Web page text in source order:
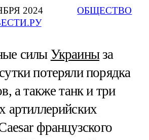
2024
ОБЩЕСТВО
силы Украиныза
потеряли порядка
а также танк и три
артиллерийских
французского